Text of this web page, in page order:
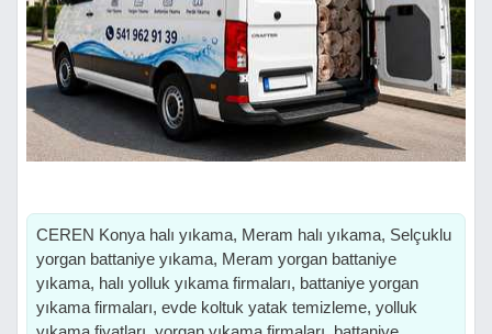
CEREN Konya halı yıkama, Meram halı yıkama, Selçuklu
yorgan battaniye yıkama, Meram yorgan battaniye
yıkama, halı yolluk yıkama firmaları, battaniye yorgan
yıkama firmaları, evde koltuk yatak temizleme, yolluk